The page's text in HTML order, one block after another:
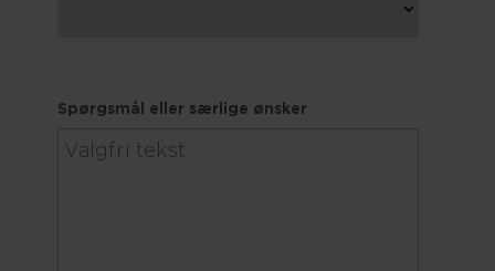
Spørgsmål eller særlige ønsker